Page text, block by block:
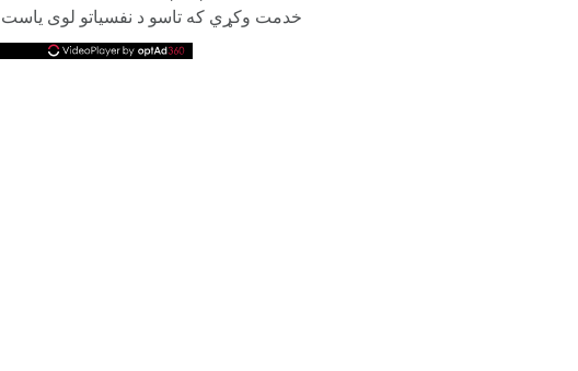
خدمت وکړي که تاسو د نفسیاتو لوی یاست